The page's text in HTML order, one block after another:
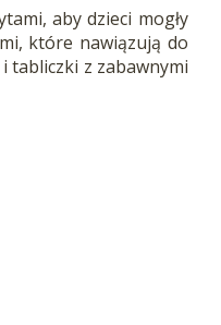
aby dzieci mogły
które nawiązują do
tabliczki z zabawnymi